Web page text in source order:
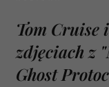
Tom Cruise
zdjęciach z
Ghost